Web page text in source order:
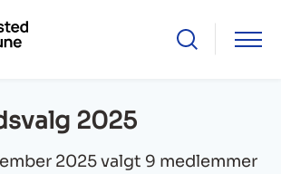
2025
2025 valgt 9 medlemmer